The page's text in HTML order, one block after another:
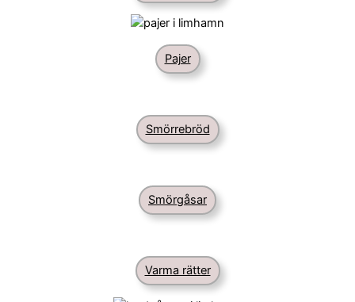
Pajer
Smörrebröd
Smörgåsar
Varma rätter